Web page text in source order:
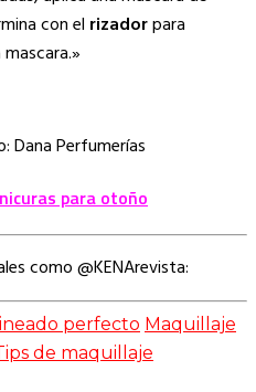
con el rizadorpara
Dana Perfumerías
para otoño
como @KENArevista:
perfecto Maquillaje
de maquillaje